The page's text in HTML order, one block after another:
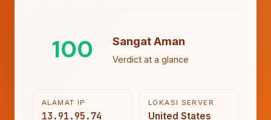
100 Sangat Aman
Verdict at a glance
ALAMAT IP
13.91.95.74
LOKASI SERVER
United States